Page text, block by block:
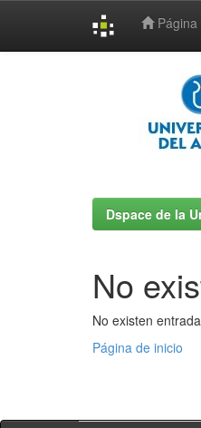
Página
Dspace de la
No
No existen
Página de inicio